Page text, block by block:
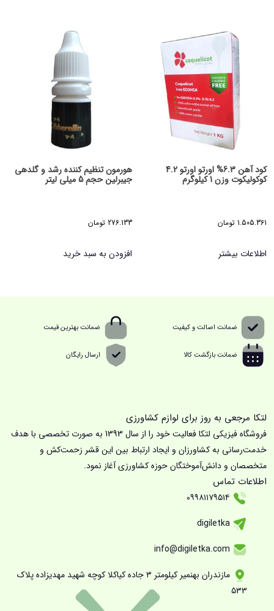
کود آهن 6.3% اورتو اورتو 4.2
کوکولیکوت وزن 1 کیلوگرم
1.505.361 تومان
اطلاعات بیشتر
هورمون تنظیم کننده رشد و گلدهی
جیبرلین حجم 5 میلی لیتر
276.133 تومان
افزودن به سبد خرید
ضمانت اصالت و کیفیت ضمانت بهترین قیمت
ضمانت بازگشت کالا ارسال رایگان
لتکا مرجعی به روز برای لوازم کشاورزی
فروشگاه فیزیکی لتکا فعالیت خود را از سال 1393 به صورت تخصصی با هدف
خدمت‌رسانی به کشاورزان و ایجاد ارتباط بین این قشر زحمت‌کش و
متخصصان و دانش‌آموختگان حوزه کشاورزی آغاز نمود.
اطلاعات تماس
مازندران بهنمیر کیلومتر ۳ جاده کیاکلا کوچه شهید مهدیزاده پلاک
۵۳۳